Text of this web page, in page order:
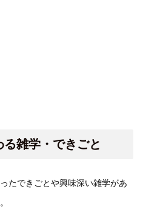
雑学・できごと
たできごとや興味深い雑学があ